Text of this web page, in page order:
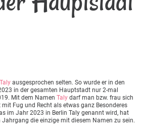
Taly ausgesprochen selten. So wurde er in den
in der gesamten Hauptstadt nur 2-mal
Mit dem Namen Taly darf man bzw. frau sich
Fug und Recht als etwas ganz Besonderes
im Jahr 2023 in Berlin Taly genannt wird, hat
die einzige mit diesem Namen zu sein.